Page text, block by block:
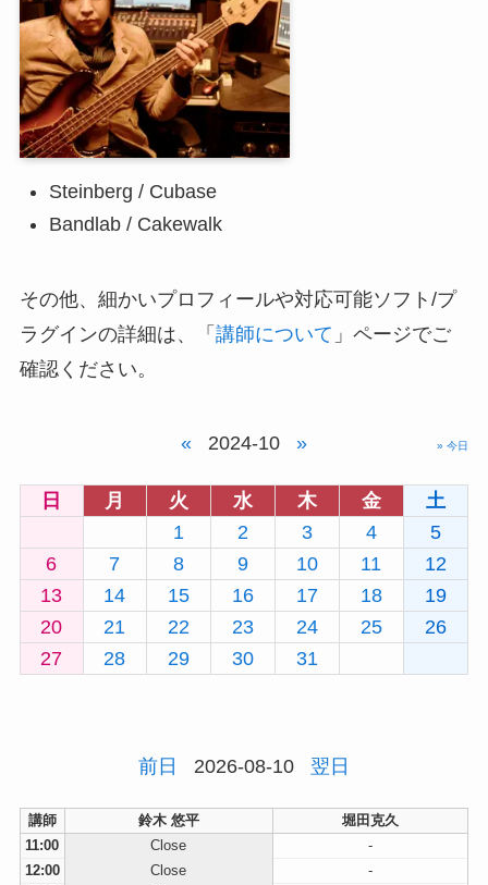
Steinberg / Cubase
Bandlab / Cakewalk
その他、細かいプロフィールや対応可能ソフト/プ
ラグインの詳細は、「 講師について 」ページでご
確認ください。
« 2024-10 » » 今日
日 月 火 水 木 金
土
1
2 3 4
5
6
7 8 9 10 11
12
13
14 15 16 17 18
19
20
21 22 23 24 25
26
27
28 29 30 31
前日 2026-08-10 翌日
講師 鈴木 悠平
堀田克久
11:00
Close
-
12:00
Close
-